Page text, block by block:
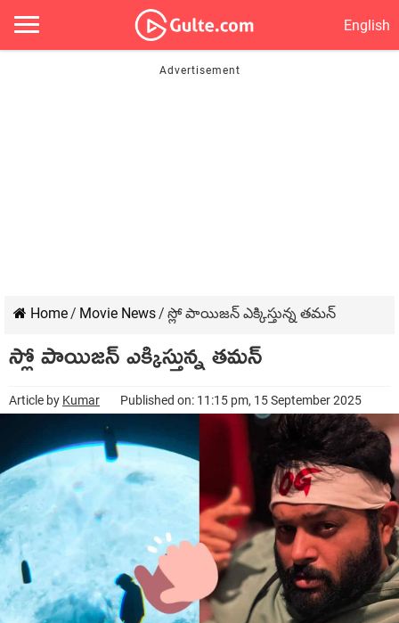
English
Home/ Movie News/ స్లో పాయిజన్ ఎక్కిస్తున్న తమన్
స్లో పాయిజన్ ఎక్కిస్తున్న తమన్
Article by Kumar Published on: 11:15 pm, 15 September 2025